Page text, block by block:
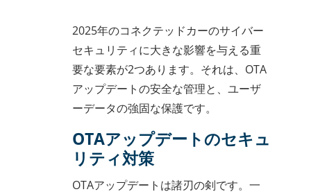
2025年のコネクテッドカーのサイバー
セキュリティに大きな影響を与える重
要な要素が2つあります。それは、OTA
アップデートの安全な管理と、ユーザ
ーデータの強固な保護です。
OTAアップデートのセキュ
リティ対策
OTAアップデートは諸刃の剣です。一